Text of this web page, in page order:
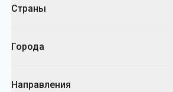
Страны
Города
Направления